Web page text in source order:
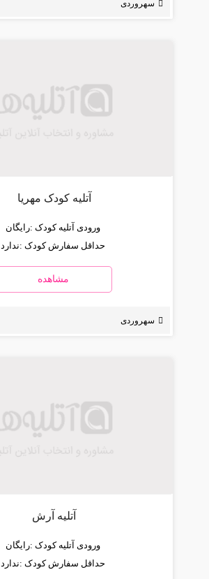
سهروردی
آتلیه کودک مهریا
ورودی آتلیه کودک :رایگان
حداقل سفارش کودک :ندارد
مشاهده
سهروردی
آتلیه آرش
ورودی آتلیه کودک :رایگان
حداقل سفارش کودک :ندارد